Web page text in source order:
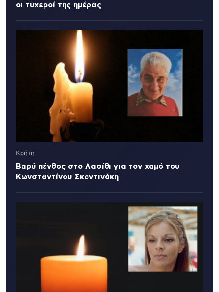
οι τυχεροί της ημέρας
Κρήτη
Βαρύ πένθος στο Λασίθι για τον χαμό του
Κωνσταντίνου Σκοντινάκη